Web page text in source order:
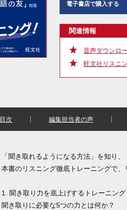
電子書店で購入する
関連情報
音声ダウンロ
旺文社リスニ
目次 編集担当者の声
「聞き取れるようになる方法」を知り
本書のリスニング徹底トレーニングで、
1. 聞き取り力を底上げするトレーニング
聞き取りに必要な5つの力とは何か？